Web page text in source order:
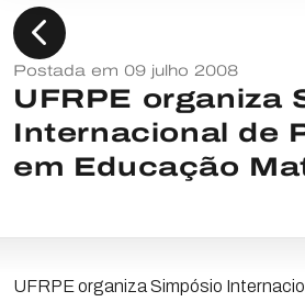
chevron_left
Postada em 09 julho 2008
UFRPE organiza
Internacional de
em Educação
UFRPE organiza Simpósio